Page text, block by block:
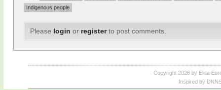
Indigenous people
Please login or registerto post comments.
Copyright 2026 by Ekta
Inspired by